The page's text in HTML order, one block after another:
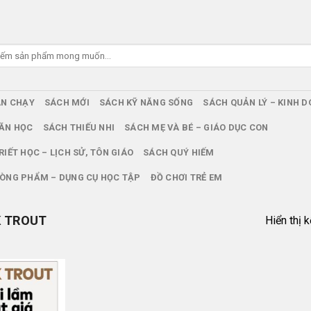
CHẠY SÁCH MỚI SÁCH KỸ NĂNG SỐNG SÁCH QUẢN LÝ – KINH
HỌC SÁCH THIẾU NHI SÁCH MẸ VÀ BÉ – GIÁO DỤC CON
HỌC – LỊCH SỬ, TÔN GIÁO SÁCH QUÝ HIẾM
PHẨM – DỤNG CỤ HỌC TẬP ĐỒ CHƠI TRẺ EM
Hiển thị